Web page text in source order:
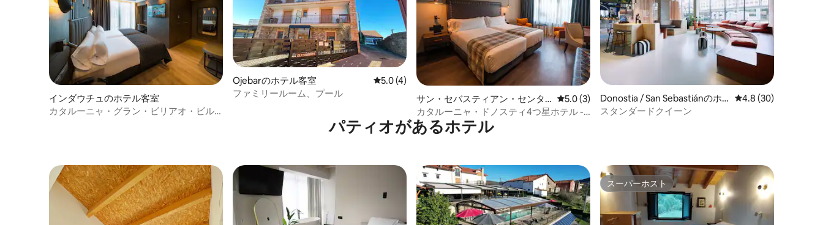
インダウチュのホテル客室
カタルーニャ・グラン・ビリアオ・ビル
Ojebarのホテル客室 レビュー4件、5つ星中5.0つ星の平均評価
5.0 (4)
ファミリールーム、プール
サン・セバスティアン・センタ
ーのホテル客室
レビュー3件、5つ星中5.0つ星の平均評価
5.0 (3)
カタルーニャ・ドノスティ4つ星ホテル -
トリプルルーム
Donostia / San Sebastiánのホ
テル客室
レビュー30件、5つ
4.8 (30)
スタンダードクイーン
パティオがあるホ⁠テ⁠ル
スーパーホスト
スーパーホスト